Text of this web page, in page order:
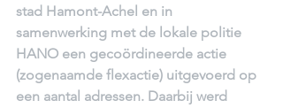
stad Hamont-Achel en in
samenwerking met de lokale politie
HANO een gecoördineerde actie
(zogenaamde flexactie) uitgevoerd op
een aantal adressen. Daarbij werd